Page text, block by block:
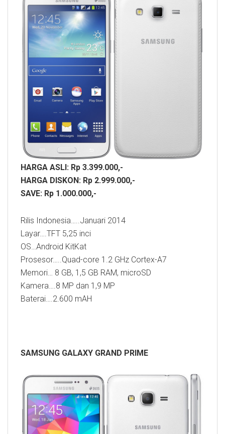
HARGA ASLI: Rp 3.399.000,-
HARGA DISKON: Rp 2.999.000,-
SAVE: Rp 1.000.000,-
Rilis Indonesia…..Januari 2014
Layar….TFT 5,25 inci
OS…Android KitKat
Prosesor…..Quad-core 1.2 GHz Cortex-A7
Memori… 8 GB, 1,5 GB RAM, microSD
Kamera….8 MP dan 1,9 MP
Baterai….2.600 mAH
SAMSUNG GALAXY GRAND PRIME